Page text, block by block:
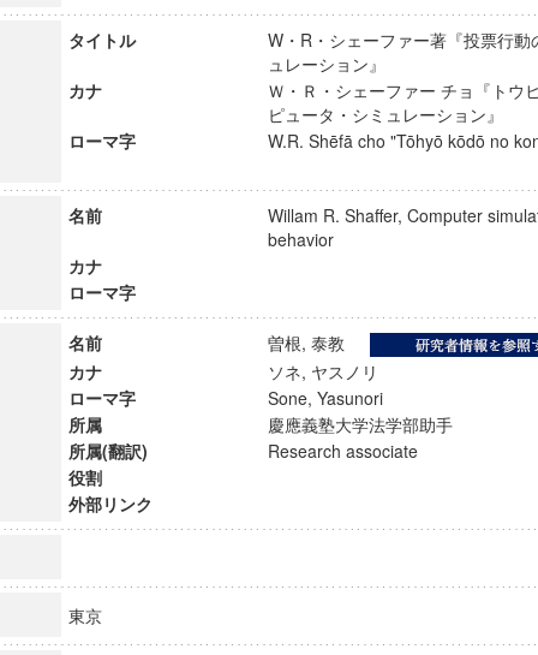
タイトル
W・R・シェーファー著『投票行動
ュレーション』
カナ
Ｗ・Ｒ・シェーファー チョ『トウ
ピュータ・シミュレーション』
ローマ字
W.R. Shēfā cho "Tōhyō kōdō no
名前
Willam R. Shaffer, Computer
behavior
カナ
ローマ字
名前
曽根, 泰教
カナ
ソネ, ヤスノリ
ローマ字
Sone, Yasunori
所属
慶應義塾大学法学部助手
所属(翻訳)
Research associate
役割
外部リンク
東京